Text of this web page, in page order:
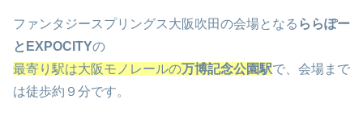
ファンタジースプリングス大阪吹田の会場となる ららぽー
とEXPOCITYの
最寄り駅は大阪モノレールの万博記念公園駅で、会場まで
は徒歩約９分です。